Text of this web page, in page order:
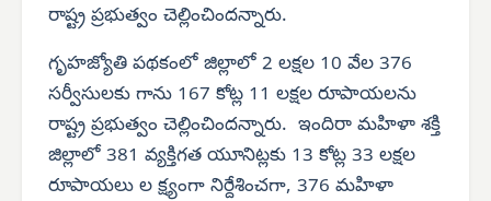
రాష్ట్ర ప్రభుత్వం చెల్లించిందన్నారు.
గృహజ్యోతి పథకంలో జిల్లాలో 2 లక్షల 10 వేల 376
సర్వీసులకు గాను 167 కోట్ల 11 లక్షల రూపాయలను
రాష్ట్ర ప్రభుత్వం చెల్లించిందన్నారు. ఇందిరా మహిళా శక్తి
జిల్లాలో 381 వ్యక్తిగత యూనిట్లకు 13 కోట్ల 33 లక్షల
రూపాయలు ల క్ష్యంగా నిర్దేశించగా, 376 మహిళా